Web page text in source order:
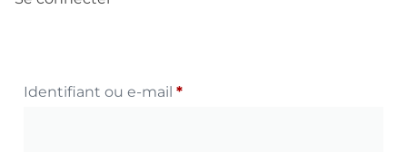
Identifiant ou e-mail *